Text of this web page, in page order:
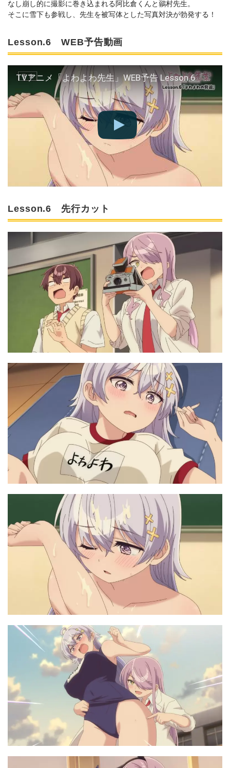
なし崩し的に撮影に巻き込まれる阿比倉くんと鶸村先生。
そこに雪下も参戦し、先生を被写体とした写真対決が勃発する！
Lesson.6 WEB予告動画
TVアニメ「よわよわ先生」WEB予告 Lesson.6「よわよわの脅迫」 ｜ 好評放送中！
Lesson.6 先行カット